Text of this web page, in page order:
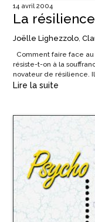
14 avril 2004
La résilience
Joëlle Lighezzolo,
Comment faire face
résiste-t-on à la
novateur de résilience.
Lire la suite